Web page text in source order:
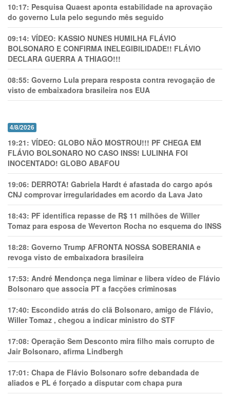
10:17: Pesquisa Quaest aponta estabilidade na aprovação
do governo Lula pelo segundo mês seguido
09:14: VÍDEO: KASSIO NUNES HUMlLHA FLÁVIO
BOLSONARO E CONFIRMA INELEGIBILIDADE!! FLÁVIO
DECLARA GUERRA A THIAGO!!!
08:55: Governo Lula prepara resposta contra revogação de
visto de embaixadora brasileira nos EUA
4/8/2026
19:21: VÍDEO: GLOBO NÃO MOSTROU!!! PF CHEGA EM
FLÁVIO BOLSONARO NO CASO INSS! LULINHA FOI
INOCENTADO! GLOBO ABAFOU
19:06: DERROTA! Gabriela Hardt é afastada do cargo após
CNJ comprovar irregularidades em acordo da Lava Jato
18:43: PF identifica repasse de R$ 11 milhões de Willer
Tomaz para esposa de Weverton Rocha no esquema do INSS
18:28: Governo Trump AFRONTA NOSSA SOBERANIA e
revoga visto de embaixadora brasileira
17:53: André Mendonça nega liminar e libera vídeo de Flávio
Bolsonaro que associa PT a facções criminosas
17:40: Escondido atrás do clã Bolsonaro, amigo de Flávio,
Willer Tomaz , chegou a indicar ministro do STF
17:08: Operação Sem Desconto mira filho mais corrupto de
Jair Bolsonaro, afirma Lindbergh
17:01: Chapa de Flávio Bolsonaro sofre debandada de
aliados e PL é forçado a disputar com chapa pura